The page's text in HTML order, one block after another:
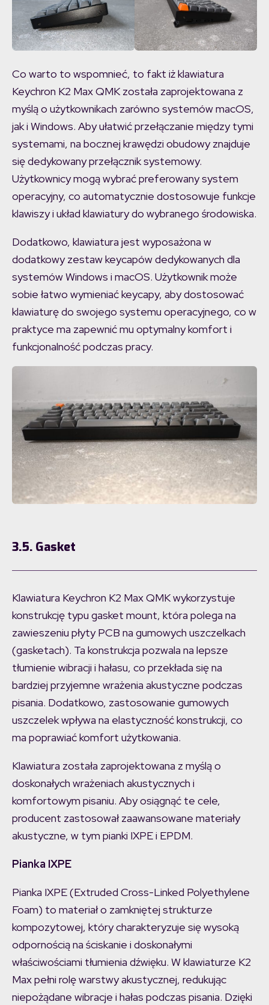
Co warto to wspomnieć, to fakt iż klawiatura
Keychron K2 Max QMK została zaprojektowana z
myślą o użytkownikach zarówno systemów macOS,
jak i Windows. Aby ułatwić przełączanie między tymi
systemami, na bocznej krawędzi obudowy znajduje
się dedykowany przełącznik systemowy.
Użytkownicy mogą wybrać preferowany system
operacyjny, co automatycznie dostosowuje funkcje
klawiszy i układ klawiatury do wybranego środowiska.
Dodatkowo, klawiatura jest wyposażona w
dodatkowy zestaw keycapów dedykowanych dla
systemów Windows i macOS. Użytkownik może
sobie łatwo wymieniać keycapy, aby dostosować
klawiaturę do swojego systemu operacyjnego, co w
praktyce ma zapewnić mu optymalny komfort i
funkcjonalność podczas pracy.
3.5. Gasket
Klawiatura Keychron K2 Max QMK wykorzystuje
konstrukcję typu gasket mount, która polega na
zawieszeniu płyty PCB na gumowych uszczelkach
(gasketach). Ta konstrukcja pozwala na lepsze
tłumienie wibracji i hałasu, co przekłada się na
bardziej przyjemne wrażenia akustyczne podczas
pisania. Dodatkowo, zastosowanie gumowych
uszczelek wpływa na elastyczność konstrukcji, co
ma poprawiać komfort użytkowania.
Klawiatura została zaprojektowana z myślą o
doskonałych wrażeniach akustycznych i
komfortowym pisaniu. Aby osiągnąć te cele,
producent zastosował zaawansowane materiały
akustyczne, w tym pianki IXPE i EPDM.
Pianka IXPE
Pianka IXPE (Extruded Cross-Linked Polyethylene
Foam) to materiał o zamkniętej strukturze
kompozytowej, który charakteryzuje się wysoką
odpornością na ściskanie i doskonałymi
właściwościami tłumienia dźwięku. W klawiaturze K2
Max pełni rolę warstwy akustycznej, redukując
niepożądane wibracje i hałas podczas pisania. Dzięki